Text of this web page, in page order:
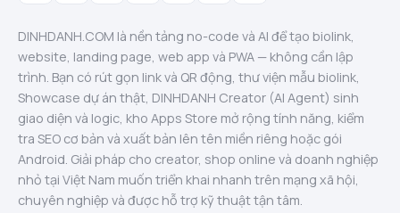
DINHDANH.COM là nền tảng no-code và AI để tạo biolink,
website, landing page, web app và PWA — không cần lập
trình. Bạn có rút gọn link và QR động, thư viện mẫu biolink,
Showcase dự án thật, DINHDANH Creator (AI Agent) sinh
giao diện và logic, kho Apps Store mở rộng tính năng, kiểm
tra SEO cơ bản và xuất bản lên tên miền riêng hoặc gói
Android. Giải pháp cho creator, shop online và doanh nghiệp
nhỏ tại Việt Nam muốn triển khai nhanh trên mạng xã hội,
chuyên nghiệp và được hỗ trợ kỹ thuật tận tâm.